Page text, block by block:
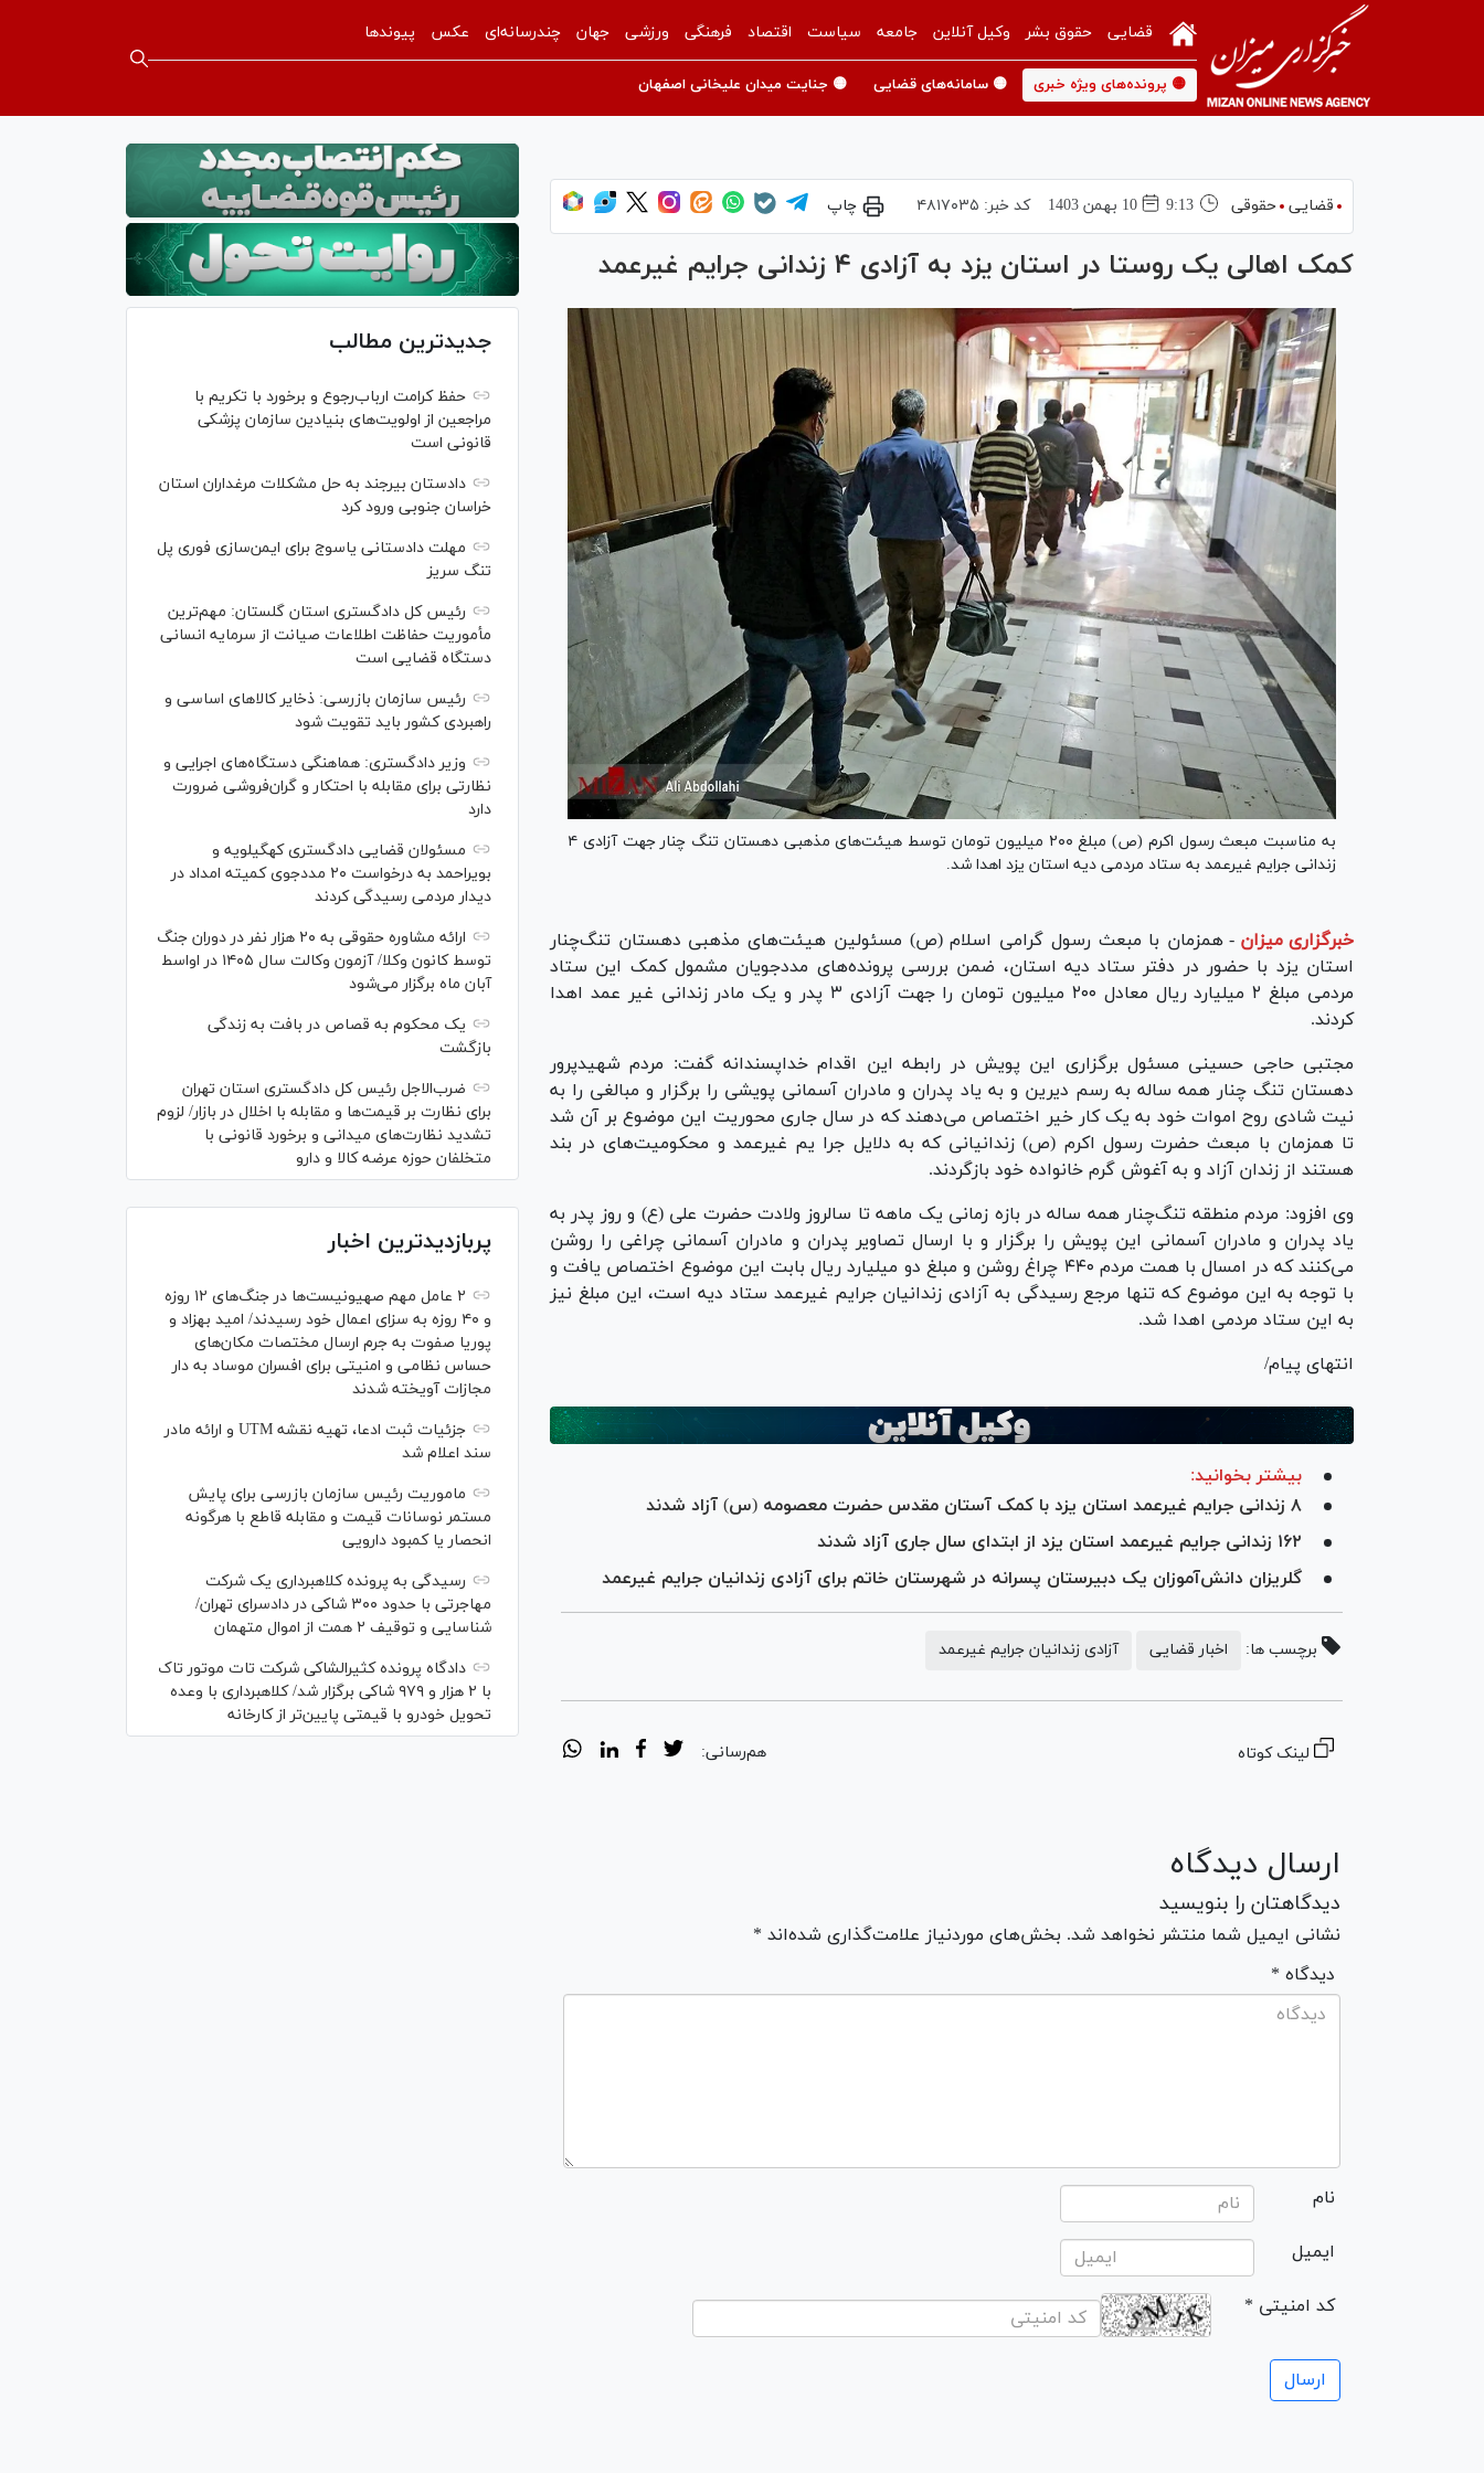
قضایی حقوق بشر وکیل آنلاین جامعه سیاست اقتصاد فرهنگی ورزشی جهان چندرسانه‌ای عکس پیوندها
🟡 پرونده‌های ویژه خبری 🟡 سامانه‌های قضایی 🟡 جنایت میدان علیخانی اصفهان
قضایی حقوقی 9:13 10 بهمن 1403 کد خبر: ۴۸۱۷۰۳۵ چاپ
کمک اهالی یک روستا در استان یزد به آزادی ۴ زندانی جرایم غیرعمد
به مناسبت مبعث رسول اکرم (ص) مبلغ ۲۰۰ میلیون تومان توسط هیئت‌های مذهبی دهستان تنگ چنار جهت آزادی ۴
زندانی جرایم غیرعمد به ستاد مردمی دیه استان یزد اهدا شد.
خبرگزاری میزان - همزمان با مبعث رسول گرامی اسلام (ص) مسئولین هیئت‌های مذهبی دهستان تنگ‌چنار
استان یزد با حضور در دفتر ستاد دیه استان، ضمن بررسی پرونده‌های مددجویان مشمول کمک این ستاد
مردمی مبلغ ۲ میلیارد ریال معادل ۲۰۰ میلیون تومان را جهت آزادی ۳ پدر و یک مادر زندانی غیر عمد اهدا
کردند.
مجتبی حاجی حسینی مسئول برگزاری این پویش در رابطه این اقدام خداپسندانه گفت: مردم شهیدپرور
دهستان تنگ چنار همه ساله به رسم دیرین و به یاد پدران و مادران آسمانی پویشی را برگزار و مبالغی را به
نیت شادی روح اموات خود به یک کار خیر اختصاص می‌دهند که در سال جاری محوریت این موضوع بر آن شد
تا همزمان با مبعث حضرت رسول اکرم (ص) زندانیانی که به دلایل جرا یم غیرعمد و محکومیت‌های در بند
هستند از زندان آزاد و به آغوش گرم خانواده خود بازگردند.
وی افزود: مردم منطقه تنگ‌چنار همه ساله در بازه زمانی یک ماهه تا سالروز ولادت حضرت علی (ع) و روز پدر به
یاد پدران و مادران آسمانی این پویش را برگزار و با ارسال تصاویر پدران و مادران آسمانی چراغی را روشن
می‌کنند که در امسال با همت مردم ۴۴۰ چراغ روشن و مبلغ دو میلیارد ریال بابت این موضوع اختصاص یافت و
با توجه به این موضوع که تنها مرجع رسیدگی به آزادی زندانیان جرایم غیرعمد ستاد دیه است، این مبلغ نیز
به این ستاد مردمی اهدا شد.
انتهای پیام/
بیشتر بخوانید:
۸ زندانی جرایم غیرعمد استان یزد با کمک آستان مقدس حضرت معصومه (س) آزاد شدند
۱۶۲ زندانی جرایم غیرعمد استان یزد از ابتدای سال جاری آزاد شدند
گلریزان دانش‌آموزان یک دبیرستان پسرانه در شهرستان خاتم برای آزادی زندانیان جرایم غیرعمد
برچسب ها: اخبار قضایی آزادی زندانیان جرایم غیرعمد
لینک کوتاه هم‌رسانی:
ارسال دیدگاه
دیدگاهتان را بنویسید
نشانی ایمیل شما منتشر نخواهد شد. بخش‌های موردنیاز علامت‌گذاری شده‌اند *
* دیدگاه
نام
ایمیل
* کد امنیتی
جدیدترین مطالب
حفظ کرامت ارباب‌رجوع و برخورد با تکریم با
مراجعین از اولویت‌های بنیادین سازمان پزشکی
قانونی است
دادستان بیرجند به حل مشکلات مرغداران استان
خراسان جنوبی ورود کرد
مهلت دادستانی یاسوج برای ایمن‌سازی فوری پل
تنگ سریز
رئیس کل دادگستری استان گلستان: مهم‌ترین
مأموریت حفاظت اطلاعات صیانت از سرمایه انسانی
دستگاه قضایی است
رئیس سازمان بازرسی: ذخایر کالاهای اساسی و
راهبردی کشور باید تقویت شود
وزیر دادگستری: هماهنگی دستگاه‌های اجرایی و
نظارتی برای مقابله با احتکار و گران‌فروشی ضرورت
دارد
مسئولان قضایی دادگستری کهگیلویه و
بویراحمد به درخواست‌ ۲۰ مددجوی کمیته امداد در
دیدار مردمی رسیدگی کردند
ارائه مشاوره حقوقی به ۲۰ هزار نفر در دوران جنگ
توسط کانون وکلا/ آزمون وکالت سال ۱۴۰۵ در اواسط
آبان ماه برگزار می‌شود
یک محکوم به قصاص در بافت به زندگی
بازگشت
ضرب‌الاجل رئیس کل دادگستری استان تهران
برای نظارت بر قیمت‌ها و مقابله با اخلال در بازار/ لزوم
تشدید نظارت‌های میدانی و برخورد قانونی با
متخلفان حوزه عرضه کالا و دارو
پربازدیدترین اخبار
۲ عامل مهم صهیونیست‌ها در جنگ‌های ۱۲ روزه
و ۴۰ روزه به سزای اعمال خود رسیدند/ امید بهزاد و
پوریا صفوت به جرم ارسال مختصات مکان‌های
حساس نظامی و امنیتی برای افسران موساد به دار
مجازات آویخته شدند
جزئیات ثبت ادعا، تهیه نقشه UTM و ارائه مادر
سند اعلام شد
ماموریت رئیس سازمان بازرسی برای پایش
مستمر نوسانات قیمت و مقابله قاطع با هرگونه
انحصار یا کمبود دارویی
رسیدگی به پرونده کلاهبرداری یک شرکت
مهاجرتی با حدود ۳۰۰ شاکی در دادسرای تهران/
شناسایی و توقیف ۲ همت از اموال متهمان
دادگاه پرونده کثیرالشاکی شرکت تات موتور تاک
با ۲ هزار و ۹۷۹ شاکی برگزار شد/ کلاهبرداری با وعده
تحویل خودرو با قیمتی پایین‌تر از کارخانه